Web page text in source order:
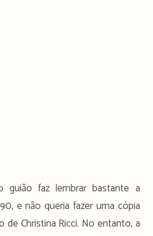
guião faz lembrar bastante a
e não queria fazer uma cópia
de Christina Ricci. No entanto, a